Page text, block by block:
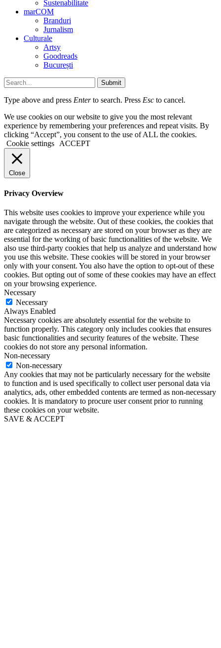
Sustenabilitate
marCOM
Branduri
Jurnalism
Culturale
Artsy
Goodreads
București
Submit
Type above and press Enterto search. Press Esc to cancel.
We use cookies on our website to give you the most relevant
experience by remembering your preferences and repeat visits. By
clicking “Accept”, you consent to the use of ALL the cookies.
Cookie settings
ACCEPT
Close
Privacy Overview
This website uses cookies to improve your experience while you
navigate through the website. Out of these cookies, the cookies that
are categorized as necessary are stored on your browser as they are
essential for the working of basic functionalities of the website. We
also use third-party cookies that help us analyze and understand how
you use this website. These cookies will be stored in your browser
only with your consent. You also have the option to opt-out of these
cookies. But opting out of some of these cookies may have an effect
on your browsing experience.
Necessary
Necessary
Always Enabled
Necessary cookies are absolutely essential for the website to
function properly. This category only includes cookies that ensures
basic functionalities and security features of the website. These
cookies do not store any personal information.
Non-necessary
Non-necessary
Any cookies that may not be particularly necessary for the website
to function and is used specifically to collect user personal data via
analytics, ads, other embedded contents are termed as non-necessary
cookies. It is mandatory to procure user consent prior to running
these cookies on your website.
SAVE & ACCEPT